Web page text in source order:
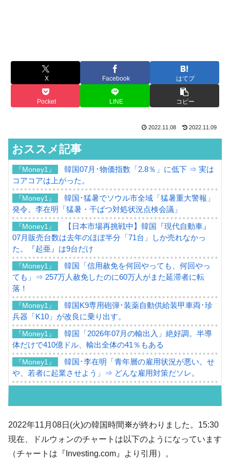
X Facebook はてブ
Pocket LINE コピー
2022.11.08 2022.11.09
おススメ記事
『Money1』
韓国07月･物価指数「2.8％」に低下 ⇒ 実は
コアコアは上がった。
『Money1』
韓国･猛暑でソウル市全域「猛暑重大警報」
発令。李在明「猛暑・干ばつ対処状況点検会議」
『Money1』
【日本市場再挑戦中】韓国『現代自動車』
07月販売台数は去年のほぼ半分「71台」しか売れなかっ
た。『起亜』は9台だけ
『Money1』
韓国「信用赦免を何回やっても、何回やっ
ても」⇒ 257万人赦免したのに60万人がまた延滞者に転
落！
『Money1』
韓国K9専用砲弾･装薬自動供給装甲車両･珍
兵器「K10」が改良に乗り出す。
『Money1』
韓国「2026年07月の輸出入」絶好調。半導
体だけで410億ドル、輸出全体の41％もある
『Money1』
韓国･李在明「青年層の雇用状況が悪い。せ
や、若者に起業させよう」⇒ どんな雇用対策だソレ。
韓国「ここは北朝鮮なのか。選管がサーバ
ーにウソのデータを入力したのは明白だ」
言。
2022年11月08日(火)の韓国時間 ※が終わりました。15:30
現在、ドルウォンのチャートは以下のようになっています
（チャートは『Investing.com』より引用）。